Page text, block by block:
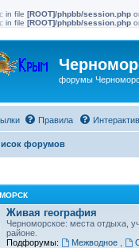
: in file [ROOT]/phpbb/session.php
: in file [ROOT]/phpbb/session.php
форумы
Правила
форумов
Живая география
Черноморское: места отдыха,
районе.
Подфорумы:
Межводное